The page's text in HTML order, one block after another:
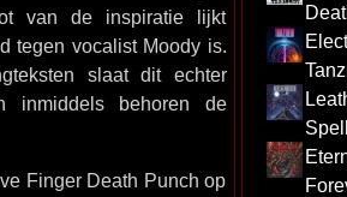
van de inspiratie lijkt
tegen vocalist Moody is.
slaat dit echter
behoren de
Finger Death Punch op
Spell